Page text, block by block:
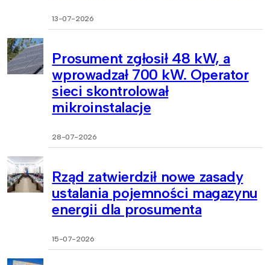
13-07-2026
Prosument zgłosił 48 kW, a
wprowadzał 700 kW. Operator
sieci skontrolował
mikroinstalacje
28-07-2026
Rząd zatwierdził nowe zasady
ustalania pojemności magazynu
energii dla prosumenta
15-07-2026